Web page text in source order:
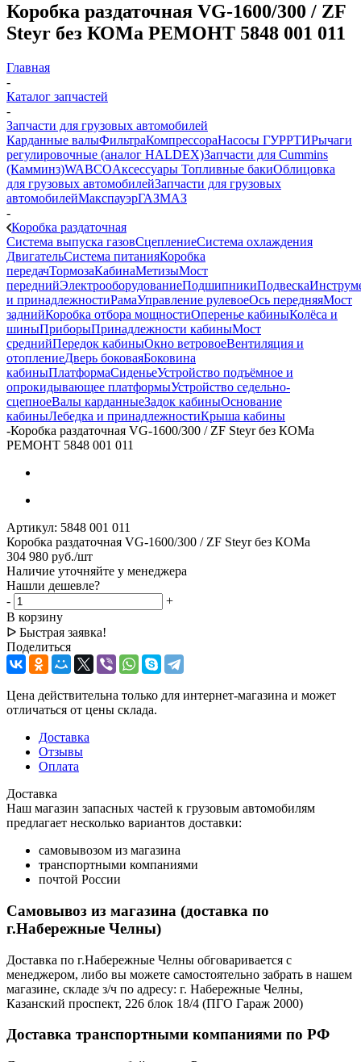
Коробка раздаточная VG-1600/300 / ZF
Steyr без КОМа РЕМОНТ 5848 001 011
Главная
-
Каталог запчастей
-
Запчасти для грузовых автомобилей
Карданные валыФильтраКомпрессораНасосы ГУРРТИРычаги
регулировочные (аналог HALDEX)Запчасти для Cummins
(Камминз)WABCOАксессуары Топливные бакиОблицовка
для грузовых автомобилейЗапчасти для грузовых
автомобилейМакспауэрГАЗМАЗ
-
Коробка раздаточная
Система выпуска газовСцеплениеСистема охлаждения
ДвигательСистема питанияКоробка
передачТормозаКабинаМетизыМост
переднийЭлектрооборудованиеПодшипникиПодвеска
и принадлежностиРамаУправление рулевоеОсь передняяМост
заднийКоробка отбора мощностиОперенье кабиныКолёса и
шиныПриборыПринадлежности кабиныМост
среднийПередок кабиныОкно ветровоеВентиляция и
отоплениеДверь боковаяБоковина
кабиныПлатформаСиденьеУстройство подъёмное и
опрокидывающее платформыУстройство седельно-
сцепноеВалы карданныеЗадок кабиныОснование
кабиныЛебедка и принадлежностиКрыша кабины
-Коробка раздаточная VG-1600/300 / ZF Steyr без КОМа
РЕМОНТ 5848 001 011
Артикул: 5848 001 011
Коробка раздаточная VG-1600/300 / ZF Steyr без КОМа
304 980 руб./шт
Наличие уточняйте у менеджера
Нашли дешевле?
-
+
В корзину
ᐅ Быстрая заявка!
Поделиться
Цена действительна только для интернет-магазина и может
отличаться от цены склада.
Доставка
Отзывы
Оплата
Доставка
Наш магазин запасных частей к грузовым автомобилям
предлагает несколько вариантов доставки:
самовывозом из магазина
транспортными компаниями
почтой России
Самовывоз из магазина (доставка по
г.Набережные Челны)
Доставка по г.Набережные Челны обговаривается с
менеджером, либо вы можете самостоятельно забрать в нашем
магазине, складе з/ч по адресу: г. Набережные Челны,
Казанский проспект, 226 блок 18/4 (ПГО Гараж 2000)
Доставка транспортными компаниями по РФ